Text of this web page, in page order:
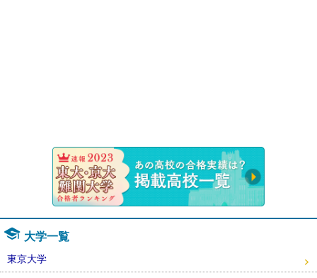
大学一覧
東京大学